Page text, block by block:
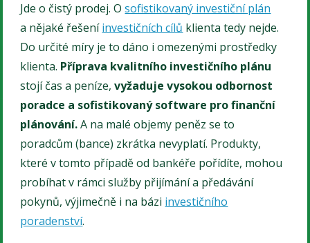
Jde o čistý prodej. Osofistikovaný investiční plán
a nějaké řešeníinvestičních cílů klienta tedy nejde.
Do určité míry je to dáno i omezenými prostředky
klienta. Příprava kvalitního investičního plánu
stojí čas a peníze,vyžaduje vysokou odbornost
poradce a sofistikovaný software pro finanční
plánování.A na malé objemy peněz se to
poradcům (bance) zkrátka nevyplatí. Produkty,
které v tomto případě od bankéře pořídíte, mohou
probíhat v rámci služby přijímání a předávání
pokynů, výjimečně i na bázi investičního
poradenství.